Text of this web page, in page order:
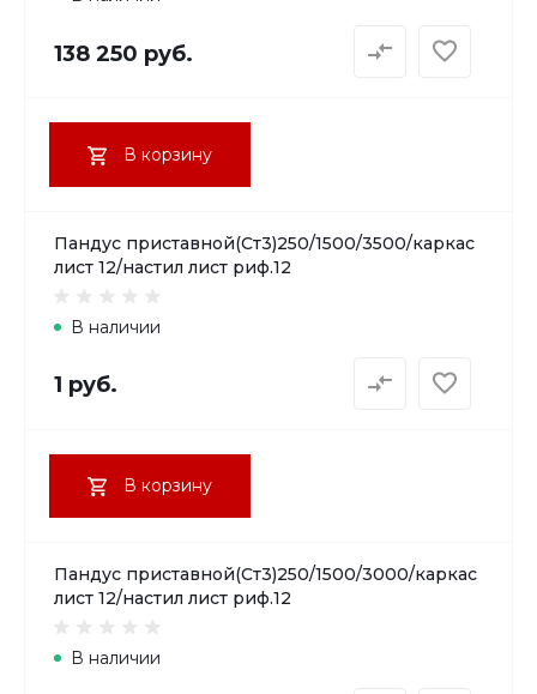
138 250 руб.
В корзину
Пандус приставной(Ст3)250/1500/3500/каркас
лист 12/настил лист риф.12
В наличии
1 руб.
В корзину
Пандус приставной(Ст3)250/1500/3000/каркас
лист 12/настил лист риф.12
В наличии